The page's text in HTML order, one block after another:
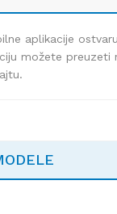
aplikacije
možete preuzeti